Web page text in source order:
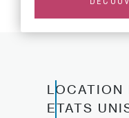
LOCATION
ETATS